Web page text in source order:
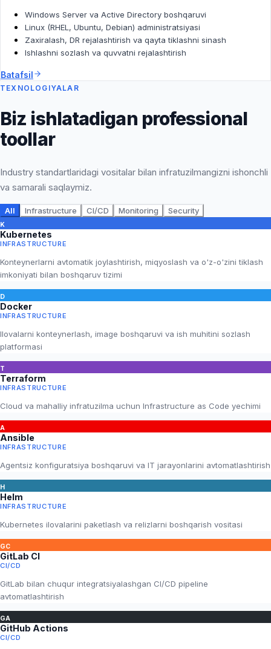
Windows Server va Active Directory boshqaruvi
Linux (RHEL, Ubuntu, Debian) administratsiyasi
Zaxiralash, DR rejalashtirish va qayta tiklashni sinash
Ishlashni sozlash va quvvatni rejalashtirish
Batafsil
TEXNOLOGIYALAR
Biz ishlatadigan professional
toollar
Industry standartlaridagi vositalar bilan infratuzilmangizni ishonchli
va samarali saqlaymiz.
All Infrastructure CI/CD Monitoring Security
K
Kubernetes
INFRASTRUCTURE
Konteynerlarni avtomatik joylashtirish, miqyoslash va o'z-o'zini tiklash
imkoniyati bilan boshqaruv tizimi
D
Docker
INFRASTRUCTURE
Ilovalarni konteynerlash, image boshqaruvi va ish muhitini sozlash
platformasi
T
Terraform
INFRASTRUCTURE
Cloud va mahalliy infratuzilma uchun Infrastructure as Code yechimi
A
Ansible
INFRASTRUCTURE
Agentsiz konfiguratsiya boshqaruvi va IT jarayonlarini avtomatlashtirish
H
Helm
INFRASTRUCTURE
Kubernetes ilovalarini paketlash va relizlarni boshqarish vositasi
GC
GitLab CI
CI/CD
GitLab bilan chuqur integratsiyalashgan CI/CD pipeline
avtomatlashtirish
GA
GitHub Actions
CI/CD